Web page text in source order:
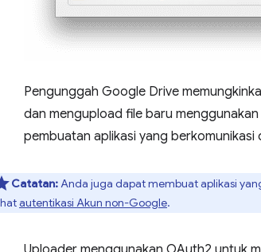
Pengunggah Google Drive
dan mengupload file baru menggunakan
pembuatan aplikasi yang berkomunikasi
Catatan:Anda juga dapat membuat aplikasi
autentikasi Akun non-Google.